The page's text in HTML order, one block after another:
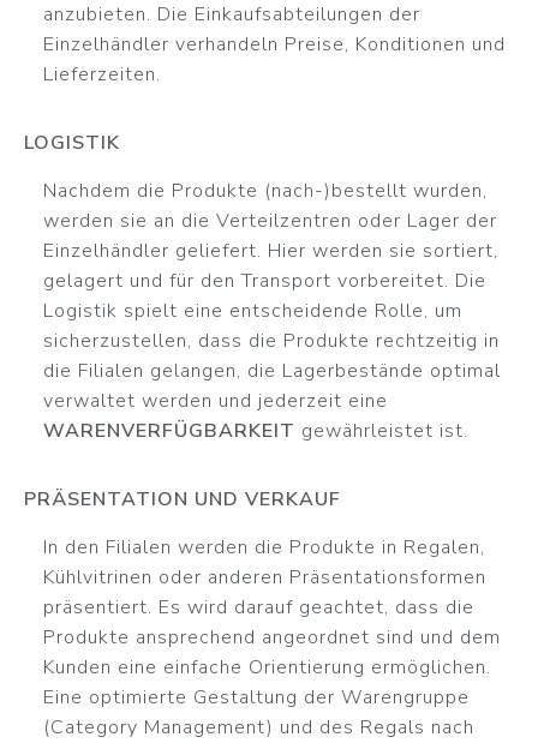
anzubieten. Die Einkaufsabteilungen der
Einzelhändler verhandeln Preise, Konditionen und
Lieferzeiten.
LOGISTIK
Nachdem die Produkte (nach-)bestellt wurden,
werden sie an die Verteilzentren oder Lager der
Einzelhändler geliefert. Hier werden sie sortiert,
gelagert und für den Transport vorbereitet. Die
Logistik spielt eine entscheidende Rolle, um
sicherzustellen, dass die Produkte rechtzeitig in
die Filialen gelangen, die Lagerbestände optimal
verwaltet werden und jederzeit eine
WARENVERFÜGBARKEIT gewährleistet ist.
PRÄSENTATION UND VERKAUF
In den Filialen werden die Produkte in Regalen,
Kühlvitrinen oder anderen Präsentationsformen
präsentiert. Es wird darauf geachtet, dass die
Produkte ansprechend angeordnet sind und dem
Kunden eine einfache Orientierung ermöglichen.
Eine optimierte Gestaltung der Warengruppe
(Category Management) und des Regals nach